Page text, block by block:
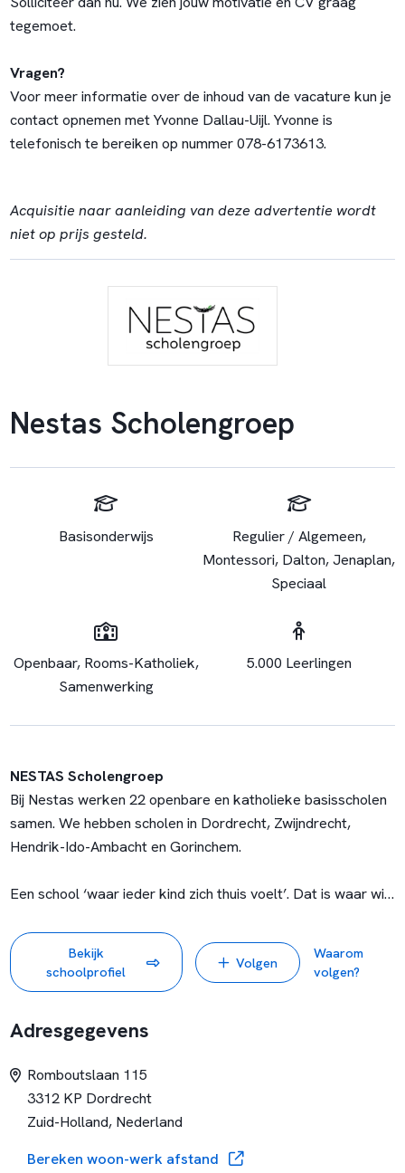
tegemoet.
Vragen?
Voor meer informatie over de inhoud van de vacature kun je
contact opnemen met Yvonne Dallau-Uijl. Yvonne is
telefonisch te bereiken op nummer 078-6173613.
Acquisitie naar aanleiding van deze advertentie wordt
niet op prijs gesteld.
Nestas Scholengroep
Basisonderwijs
Regulier / Algemeen,
Montessori, Dalton, Jenaplan,
Speciaal
Openbaar, Rooms-Katholiek,
Samenwerking
5.000 Leerlingen
NESTAS Scholengroep
Bij Nestas werken 22 openbare en katholieke basisscholen
samen. We hebben scholen in Dordrecht, Zwijndrecht,
Hendrik-Ido-Ambacht en Gorinchem.
Een school ‘waar ieder kind zich thuis voelt’. Dat is waar wij
verschil en zorgen samen voor een warm nest met kansen
voor iedereen. Regulier, Jenaplan, Montessori, Dalton of
speciaal basisonderwijs. Je vindt het allemaal bij ons.
Help jij mee om ieder kind het beste onderwijs te geven? We
www.nestas-scholengroep.nl
Bekijk
schoolprofiel
Volgen
Waarom
volgen?
Adresgegevens
Romboutslaan 115
3312 KP Dordrecht
Zuid-Holland, Nederland
Bereken woon-werk afstand